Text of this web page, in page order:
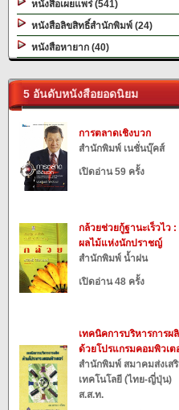
หนังสือเผยแพร่ (541)
หนังสือลิขสิทธิ์สำนักพิมพ์ (24)
หนังสือหายาก (40)
5 อันดับหนังสือยอดนิยม
การตลาดเชิงบวก
สำนักพิมพ์ เนชั่นบุ๊คส์
เปิดอ่าน 59 ครั้ง
กล้วยช่วยกู้ฐานะเร็วไว :
ผลไม้แห่งนักปราชญ์
สำนักพิมพ์ น้ำฝน
เปิดอ่าน 48 ครั้ง
เทคนิคการบริหารการผ
ด้วยโปรแกรมคอมพิวเต
สำนักพิมพ์ สมาคมส่งเส
เทคโนโลยี (ไทย-ญี่ปุ่น)
ส.ส.ท.